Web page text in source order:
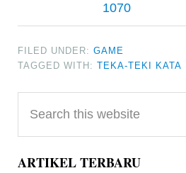
1070
FILED UNDER:GAME
TAGGED WITH:TEKA-TEKI KATA
Primary
Sidebar
this
website
ARTIKEL TERBARU